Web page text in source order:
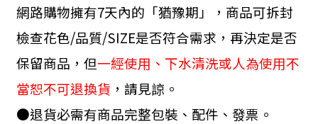
網路購物擁有7天內的「猶豫期」，商品可拆封
檢查花色/品質/SIZE是否符合需求，再決定是否
保留商品，但一經使用、下水清洗或人為使用不
當恕不可退換貨 ，請見諒。
●退貨必需有商品完整包裝、配件、發票。